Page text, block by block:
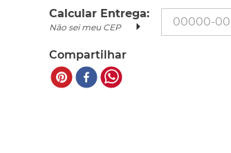
Calcular Entrega:
Não sei meu CEP
Compartilhar